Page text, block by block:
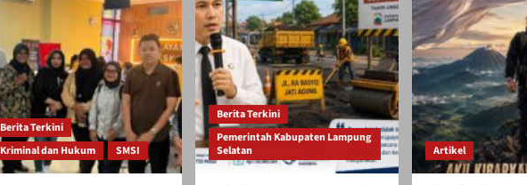
Berita Terkini
Kriminal dan Hukum
SMSI
Berita Terkini
Pemerintah Kabupaten Lampung
Selatan
Artikel